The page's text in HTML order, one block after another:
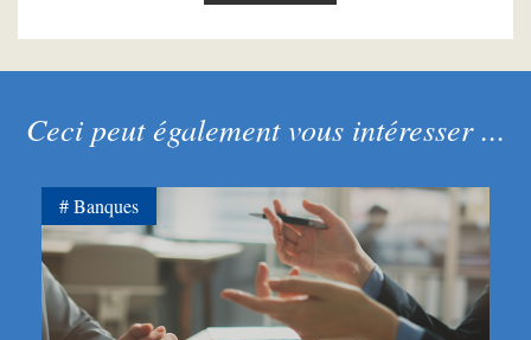
Ceci peut également vous intéresser ...
Banques